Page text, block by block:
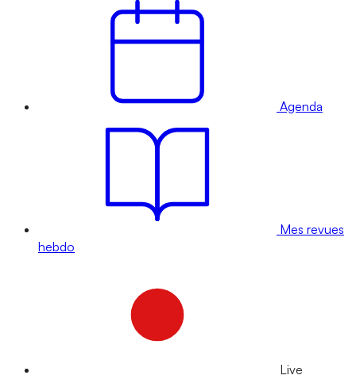
Agenda
Mes revues
hebdo
Live